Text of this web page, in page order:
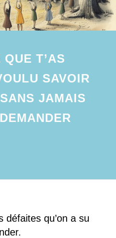
T’AS
SAVOIR
JAMAIS
défaites qu’on a su